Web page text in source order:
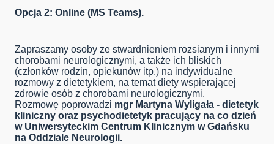
Opcja 2: Online (MS Teams).
Zapraszamy osoby ze stwardnieniem rozsianym i innymi
chorobami neurologicznymi, a także ich bliskich
(członków rodzin, opiekunów itp.) na indywidualne
rozmowy z dietetykiem, na temat diety wspierającej
zdrowie osób z chorobami neurologicznymi.
Rozmowę poprowadzi mgr Martyna Wyligała - dietetyk
kliniczny oraz psychodietetyk pracujący na co dzień
w Uniwersyteckim Centrum Klinicznym w Gdańsku
na Oddziale Neurologii.